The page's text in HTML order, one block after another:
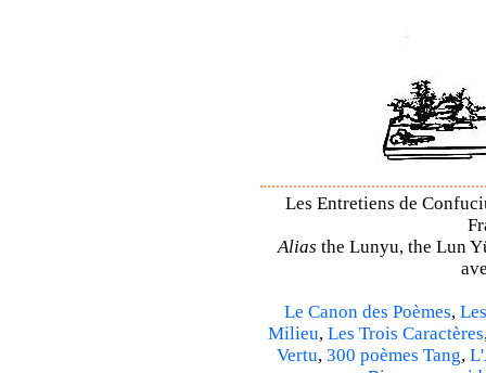
Les Entretiens de
Alias the Lunyu, the Lun
Le Canon des Poèmes,
Milieu, Les Trois Caractères
Vertu, 300 poèmes Tang,